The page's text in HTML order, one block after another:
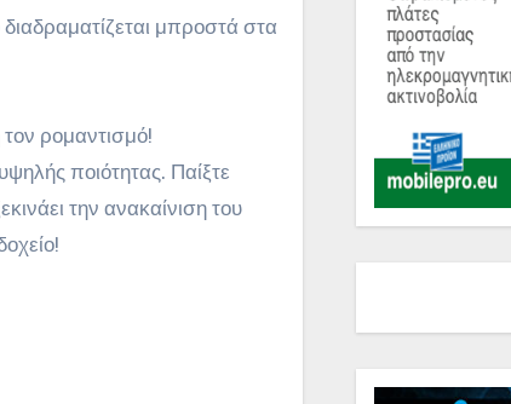
μπροστά στα
ρομαντισμό!
ποιότητας. Παίξτε
την ανακαίνιση του